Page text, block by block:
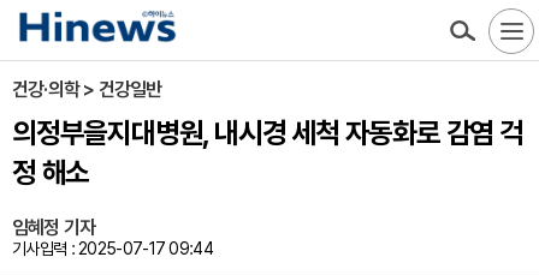
건강·의학 > 건강일반
의정부을지대병원, 내시경 세척 자동화로 감염 걱
정 해소
임혜정 기자
기사입력 : 2025-07-17 09:44